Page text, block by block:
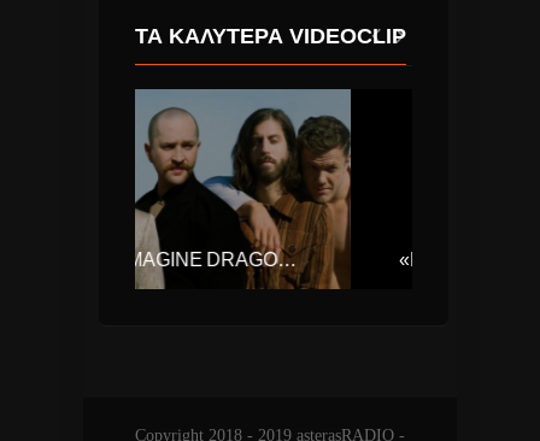
ΤΑ ΚΑΛΎΤΕΡΑ VIDEOCLIP
Copyright 2018 - 2019 asterasRADIO -